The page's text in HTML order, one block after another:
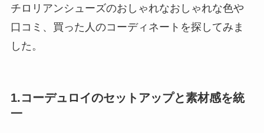
チロリアンシューズのおしゃれなおしゃれな色や
口コミ、買った人のコーディネートを探してみま
した。
1.コーデュロイのセットアップと素材感を統
一